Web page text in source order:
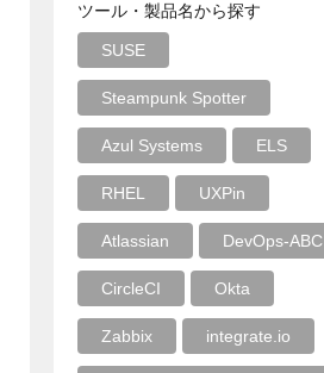
ツール・製品名から探す
SUSE
Steampunk Spotter
Azul Systems ELS
RHEL UXPin
Atlassian DevOps-ABC
CircleCI Okta
Zabbix integrate.io